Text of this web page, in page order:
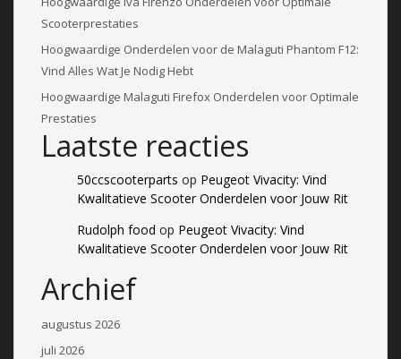
Scooterprestaties
Hoogwaardige Onderdelen voor de Malaguti Phantom F12:
Vind Alles Wat Je Nodig Hebt
Hoogwaardige Malaguti Firefox Onderdelen voor Optimale
Prestaties
Laatste reacties
50ccscooterparts op Peugeot Vivacity: Vind
Kwalitatieve Scooter Onderdelen voor Jouw Rit
Rudolph food op Peugeot Vivacity: Vind
Kwalitatieve Scooter Onderdelen voor Jouw Rit
Archief
augustus 2026
juli 2026